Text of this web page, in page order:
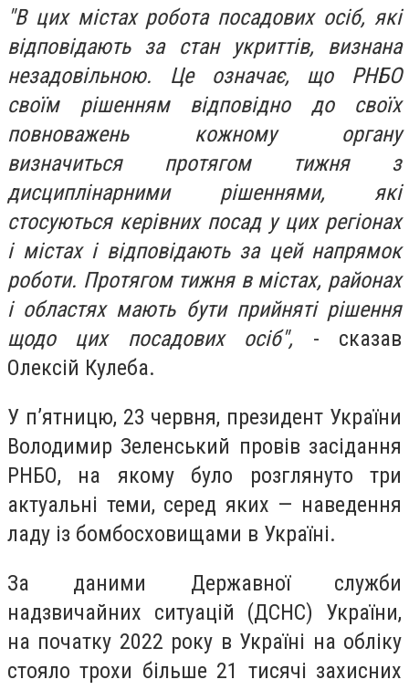
"В цих містах робота посадових осіб, які
відповідають за стан укриттів, визнана
незадовільною. Це означає, що РНБО
своїм рішенням відповідно до своїх
повноважень кожному органу
визначиться протягом тижня з
дисциплінарними рішеннями, які
стосуються керівних посад у цих регіонах
і містах і відповідають за цей напрямок
роботи. Протягом тижня в містах, районах
і областях мають бути прийняті рішення
щодо цих посадових осіб", - сказав
Олексій Кулеба.
У п’ятницю, 23 червня, президент України
Володимир Зеленський провів засідання
РНБО, на якому було розглянуто три
актуальні теми, серед яких — наведення
ладу із бомбосховищами в Україні.
За даними Державної служби
надзвичайних ситуацій (ДСНС) України,
на початку 2022 року в Україні на обліку
стояло трохи більше 21 тисячі захисних